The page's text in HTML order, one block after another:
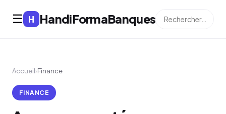
☰ H HandiFormaBanques
Accueil›Finance
FINANCE